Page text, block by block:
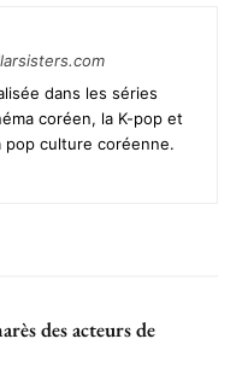
dans les séries
coréen, la K-pop et
pop culture coréenne.
des acteurs de